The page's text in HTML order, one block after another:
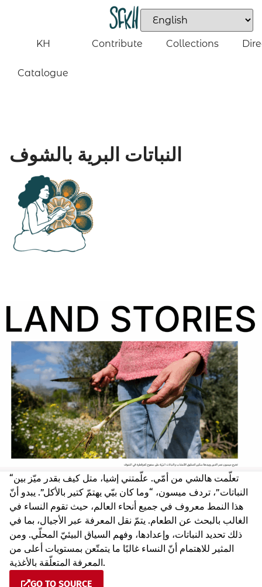
KH
Catalogue
Contribute Collections
النباتات البرية بالشوف
“تعلّمت هالشي من أمّي. علّمتني إشيا، متل كيف بقدر ميّز بين
النباتات”، تردف ميسون، “وما كان بيّي يهتمّ كتير بالأكل”. يبدو أنّ
هذا النمط معروف في جميع أنحاء العالم، حيث تقوم النساء في
الغالب بالبحث عن الطعام. يتمّ نقل المعرفة عبر الأجيال، بما في
ذلك تحديد النباتات، وإعدادها، وفهم السياق البيئيّ المحلّي. ومن
المثير للاهتمام أنّ النساء غالبًا ما يتمتّعن بمستويات أعلى من
المعرفة المتعلّقة بالأغذية.
GO TO SOURCE